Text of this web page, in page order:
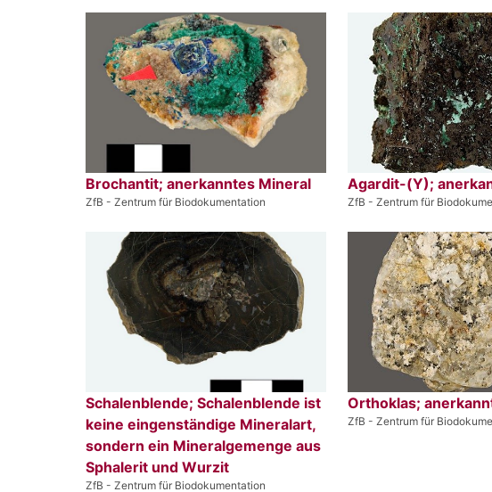
Brochantit; anerkanntes Mineral
ZfB - Zentrum für Biodokumentation
Agardit-(Y);
ZfB - Zentrum für
Schalenblende; Schalenblende ist
keine eingenständige Mineralart,
sondern ein Mineralgemenge aus
Sphalerit und Wurzit
ZfB - Zentrum für Biodokumentation
Orthoklas;
ZfB - Zentrum für